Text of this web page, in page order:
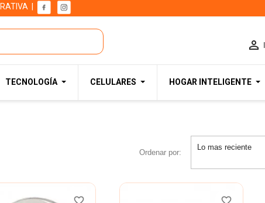

TECNOLOGÍA CELULARES HOGAR INTELIGENTE
Ordenar por:
Lo mas reciente